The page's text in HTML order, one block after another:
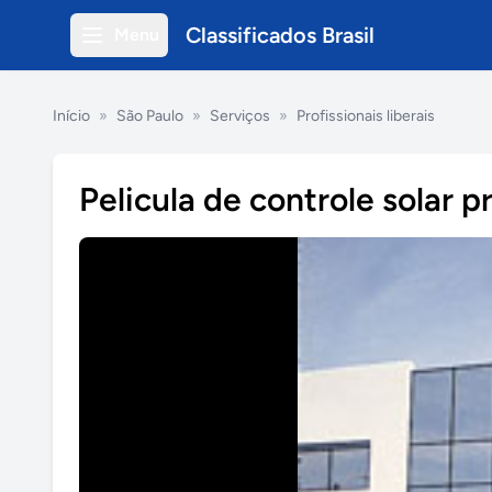
Classificados Brasil
Início » São Paulo » Serviços » Profissionais liberais
Pelicula de controle solar